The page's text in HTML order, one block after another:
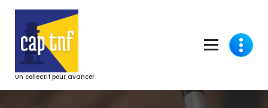
contenu
Un collectif pour avancer